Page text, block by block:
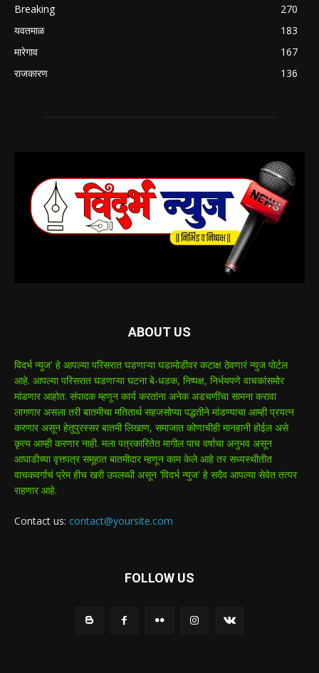
Breaking
270
यवतमाळ
183
मारेगाव
167
राजकारण
136
ABOUT US
विदर्भ न्युज' हे आपल्या परिसरात घडणाऱ्या घडामोडीवर कटाक्ष ठेवणारं न्युज पोर्टल
आहे. आपल्या परिसरात घडणाऱ्या घटना बे-धडक, निष्पक्ष, निर्भयपणे वाचकांसमोर
मांडणार आहोत. संपादक म्हणून कार्य करतांना अनेक अडचणींचा सामना करावा
लागणार असला तरी बातमीचा मतितार्थ सहजसोप्या पद्धतीने मांडण्याचा आम्ही प्रयत्न
करणार असून हेतुपुरस्सर बातमी लिखाण, समाजात कोणाचीही मानहानी होईल असे
कृत्य आम्ही करणार नाही. मला पत्रकारितेत मागील पाच वर्षाचा अनुभव असून
आघाडीच्या वृत्तपत्र समूहात बातमीदार म्हणून काम केले आहे तर सध्यस्थीतीत
वाचकवर्गाचं प्रेम हीच खरी उपलब्धी असून 'विदर्भ न्युज' हे सदैव आपल्या सेवेत तत्पर
राहणार आहे.
Contact us: contact@yoursite.com
FOLLOW US